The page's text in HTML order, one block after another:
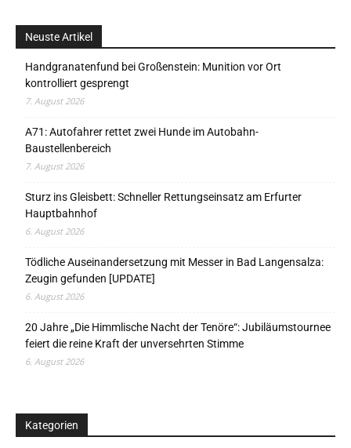
Neuste Artikel
Handgranatenfund bei Großenstein: Munition vor Ort
kontrolliert gesprengt
7. August 2026
A71: Autofahrer rettet zwei Hunde im Autobahn-
Baustellenbereich
7. August 2026
Sturz ins Gleisbett: Schneller Rettungseinsatz am Erfurter
Hauptbahnhof
6. August 2026
Tödliche Auseinandersetzung mit Messer in Bad Langensalza:
Zeugin gefunden [UPDATE]
6. August 2026
20 Jahre „Die Himmlische Nacht der Tenöre“: Jubiläumstournee
feiert die reine Kraft der unversehrten Stimme
6. August 2026
Kategorien